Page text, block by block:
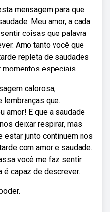
mensagem para que.
Meu amor, a cada
coisas que palavra
Amo tanto você que
repleta de saudades
momentos especiais.
calorosa,
que.
amor! E que a saudade
deixar respirar, mas
estar junto continuem nos
com amor e saudade.
você me faz sentir
é capaz de descrever.